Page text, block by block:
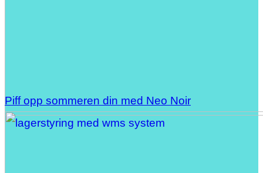
Piff opp sommeren din med Neo Noir